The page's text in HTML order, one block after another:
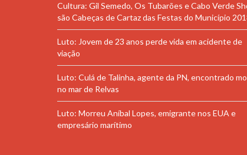
Cultura: Gil Semedo, Os Tubarões e Cabo Verde
são Cabeças de Cartaz das Festas do Município
Luto: Jovem de 23 anos perde vida em acidente de
viação
Luto: Culá de Talinha, agente da PN, encontrado
no mar de Relvas
Luto: Morreu Aníbal Lopes, emigrante nos EUA e
empresário marítimo